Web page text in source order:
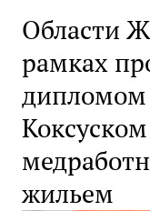
Области
рамках
дипломом
жильем